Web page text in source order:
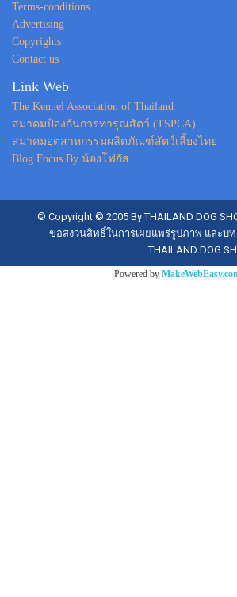
Terms-conditions
Advertising
Copyrights
Contact us
Link Web
The Kennel Association of Thailand
สมาคมป้องกันการทารุณสัตว์ (TSPCA)
สมาคมอุตสาหกรรมผลิตภัณฑ์สัตว์เลี้ยงไทย
Blog Focus By น้องโฟกัส
© Copyright © 2005 By THAILAND DOG
ขอสงวนสิทธิ์ในการเผยแพร่รูปภาพ และบ
THAILAND DOG
Powered by